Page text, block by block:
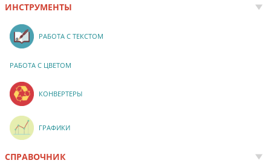
ИНСТРУМЕНТЫ
РАБОТА С ТЕКСТОМ
РАБОТА С ЦВЕТОМ
КОНВЕРТЕРЫ
ГРАФИКИ
СПРАВОЧНИК